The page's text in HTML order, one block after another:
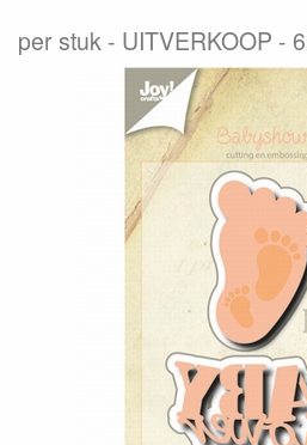
per stuk UITVERKOOP -